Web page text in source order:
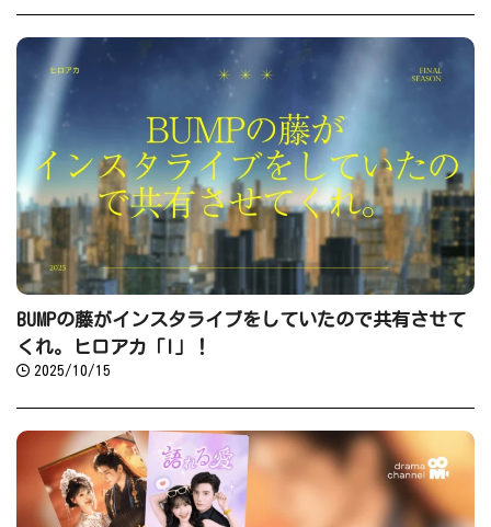
BUMPの藤がインスタライブをしていたので共有させて
くれ。ヒロアカ「I」！
2025/10/15